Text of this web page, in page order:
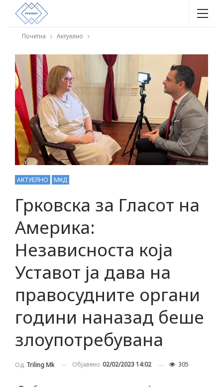
Почетна Актуелно
АКТУЕЛНО МКД
Грковска за Гласот на
Америка:
Независноста која
Уставот ја дава на
правосудните органи
години наназад беше
злоупотребувана
Од Triling Mk Објавено 02/02/2023 14:02 305